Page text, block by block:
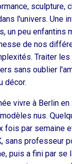
sculpture,
l'univers. Une
un peu enfantins
de nos
Traiter
sans oublier
décor.
vivre à Berlin
nus.
fois par semaine
sans professeur
puis a fini par se